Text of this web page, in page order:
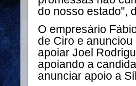
do nosso estado",
O empresário
de Ciro e
apoiar Joel
apoiando a
anunciar apoio a